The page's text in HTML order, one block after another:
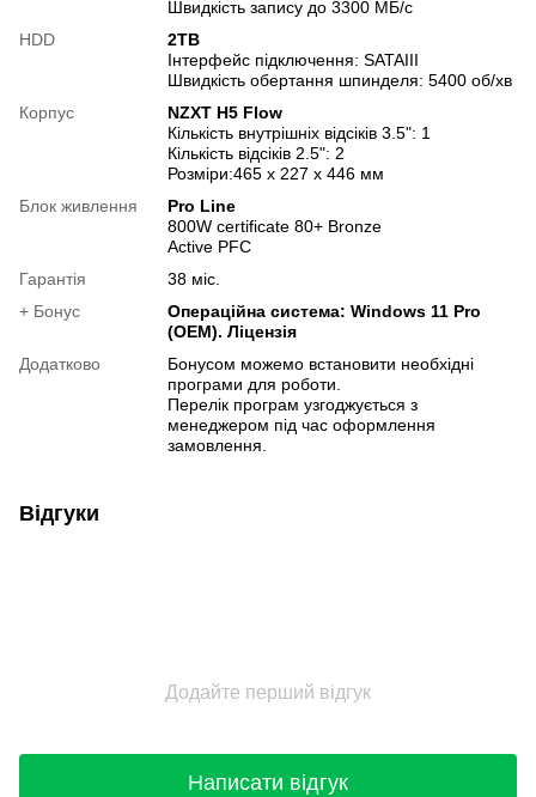
Швидкість запису до 3300 МБ/с
HDD
2TB
Інтерфейс підключення: SATAIII
Швидкість обертання шпинделя: 5400 об/хв
Корпус
NZXT H5 Flow
Кількість внутрішніх відсіків 3.5": 1
Кількість відсіків 2.5": 2
Розміри:465 x 227 x 446 мм
Блок живлення
Pro Line
800W certificate 80+ Bronze
Active PFC
Гарантія
38 міс.
+ Бонус
Операційна система: Windows 11 Pro
(OEM). Ліцензія
Додатково
Бонусом можемо встановити необхідні
програми для роботи.
Перелік програм узгоджується з
менеджером під час оформлення
замовлення.
Відгуки
Додайте перший відгук
Написати відгук